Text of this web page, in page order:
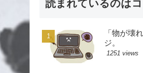
読まれているのは
「物が壊
ジ。
1251 views